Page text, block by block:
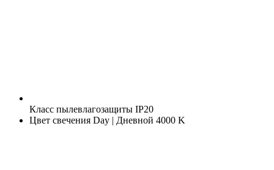
Класс пылевлагозащиты IP20
Цвет свечения Day | Дневной 4000 K